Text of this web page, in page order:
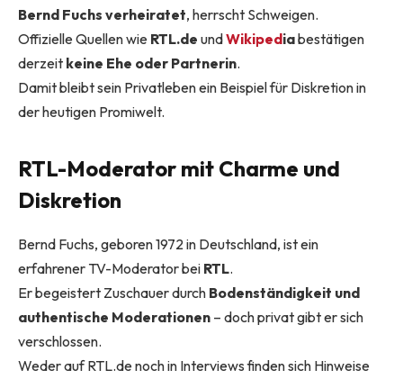
Bernd Fuchs verheiratet, herrscht Schweigen.
Offizielle Quellen wie RTL.de undWikipediabestätigen
derzeit keine Ehe oder Partnerin.
Damit bleibt sein Privatleben ein Beispiel für Diskretion in
der heutigen Promiwelt.
RTL-Moderator mit Charme und
Diskretion
Bernd Fuchs, geboren 1972 in Deutschland, ist ein
erfahrener TV-Moderator bei RTL.
Er begeistert Zuschauer durch Bodenständigkeit und
authentische Moderationen – doch privat gibt er sich
verschlossen.
Weder auf RTL.de noch in Interviews finden sich Hinweise